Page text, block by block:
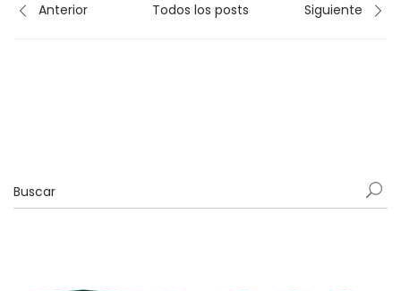
Anterior Todos los posts Siguiente